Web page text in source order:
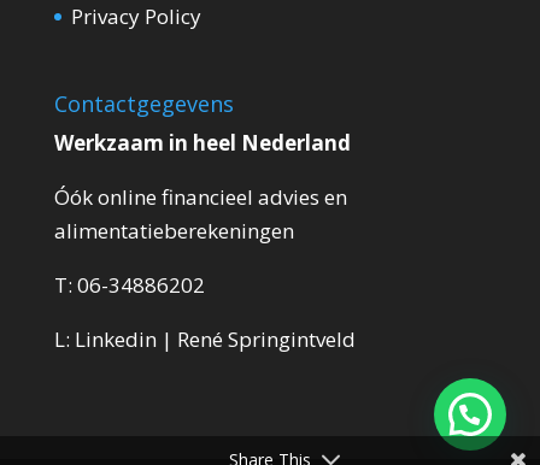
Privacy Policy
Contactgegevens
Werkzaam in heel Nederland
Óók online financieel advies en
alimentatieberekeningen
T: 06-34886202
L: Linkedin | René Springintveld
Share This